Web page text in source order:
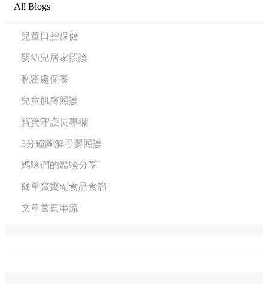
All Blogs
兒童口腔保健
嬰幼兒居家照護
私密處保養
兒童肌膚照護
寶寶守護長專欄
3分鐘圖解母嬰照護
媽咪們的體驗分享
簡單寶寶副食品食譜
文章首頁串流